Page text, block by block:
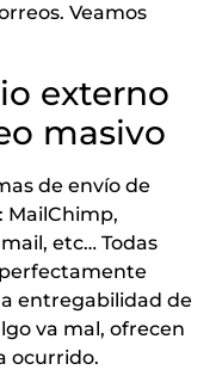
Veamos
externo
masivo
de envío de
MailChimp,
etc… Todas
entregabilidad de
va mal, ofrecen
ocurrido.